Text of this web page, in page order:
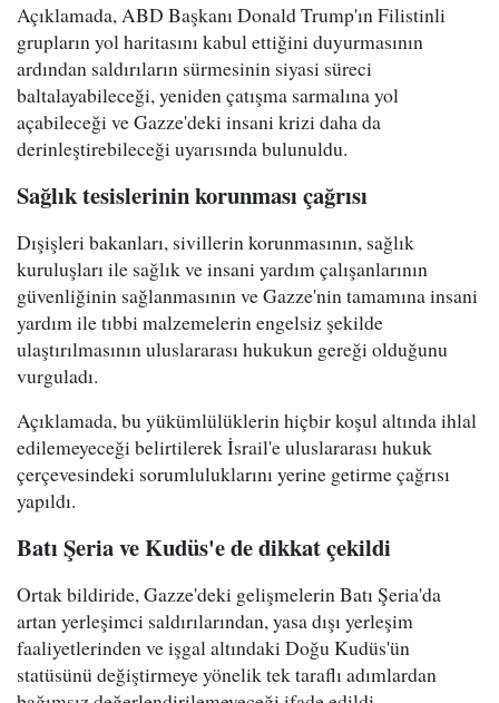
Açıklamada, ABD Başkanı Donald Trump'ın Filistinli
grupların yol haritasını kabul ettiğini duyurmasının
ardından saldırıların sürmesinin siyasi süreci
baltalayabileceği, yeniden çatışma sarmalına yol
açabileceği ve Gazze'deki insani krizi daha da
derinleştirebileceği uyarısında bulunuldu.
Sağlık tesislerinin korunması çağrısı
Dışişleri bakanları, sivillerin korunmasının, sağlık
kuruluşları ile sağlık ve insani yardım çalışanlarının
güvenliğinin sağlanmasının ve Gazze'nin tamamına insani
yardım ile tıbbi malzemelerin engelsiz şekilde
ulaştırılmasının uluslararası hukukun gereği olduğunu
vurguladı.
Açıklamada, bu yükümlülüklerin hiçbir koşul altında ihlal
edilemeyeceği belirtilerek İsrail'e uluslararası hukuk
çerçevesindeki sorumluluklarını yerine getirme çağrısı
yapıldı.
Batı Şeria ve Kudüs'e de dikkat çekildi
Ortak bildiride, Gazze'deki gelişmelerin Batı Şeria'da
artan yerleşimci saldırılarından, yasa dışı yerleşim
faaliyetlerinden ve işgal altındaki Doğu Kudüs'ün
statüsünü değiştirmeye yönelik tek taraflı adımlardan